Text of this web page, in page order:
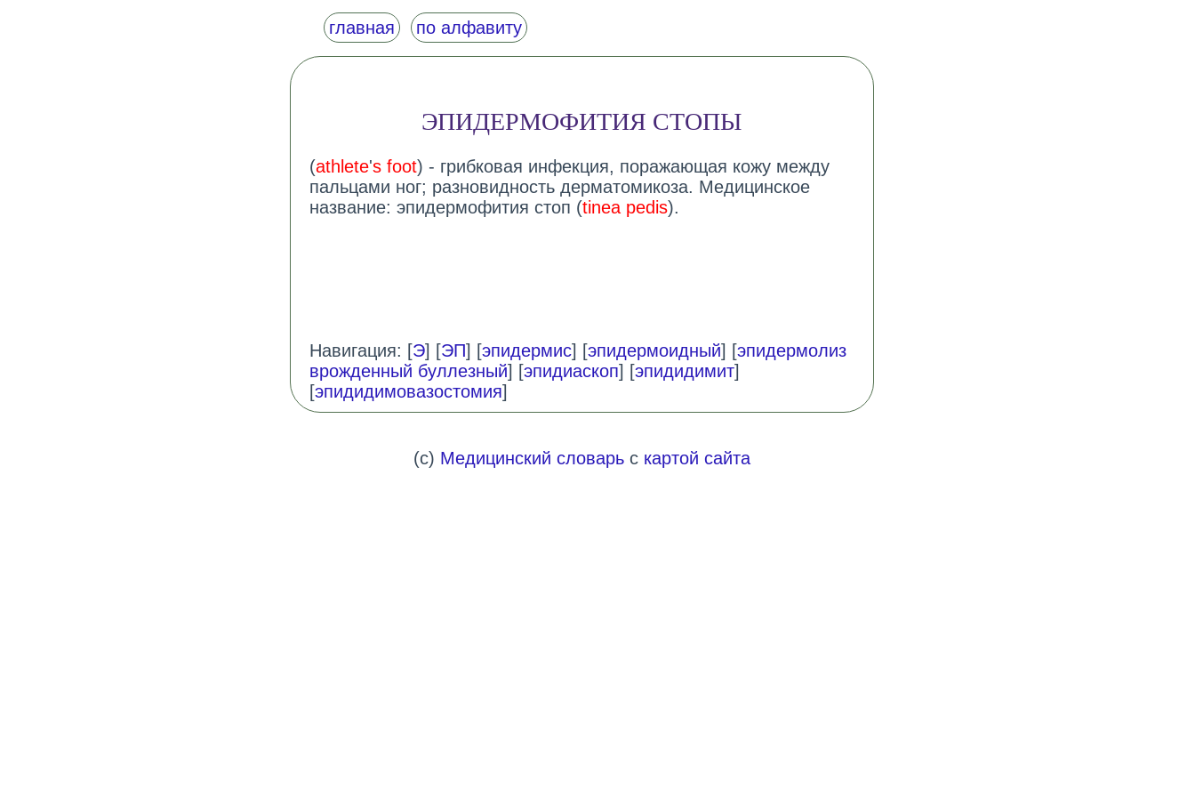
главная по алфавиту
ЭПИДЕРМОФИТИЯ СТОПЫ
(athlete's foot) - грибковая инфекция, поражающая кожу между
пальцами ног; разновидность дерматомикоза. Медицинское
название: эпидермофития стоп (tinea pedis).
Навигация: [Э] [ЭП] [эпидермис] [эпидермоидный] [эпидермолиз
врожденный буллезный] [эпидиаскоп] [эпидидимит]
[эпидидимовазостомия]
(c) Медицинский словарьс картой сайта